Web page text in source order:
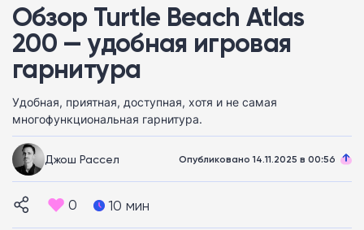
Обзор Turtle Beach Atlas
200 — удобная игровая
гарнитура
Удобная, приятная, доступная, хотя и не самая
многофункциональная гарнитура.
Джош Рассел Опубликовано 14.11.2025 в 00:56
0 10 мин